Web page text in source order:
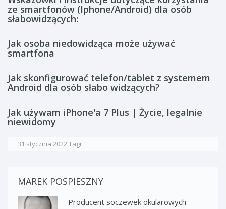
ze smartfonów (Iphone/Android) dla osób
słabowidzących:
Jak osoba niedowidząca może używać
smartfona
Jak skonfigurować telefon/tablet z systemem
Android dla osób słabo widzących?
Jak używam iPhone'a 7 Plus | Życie, legalnie
niewidomy
31 stycznia 2022Tagi:
MAREK POSPIESZNY
Producent soczewek okularowych